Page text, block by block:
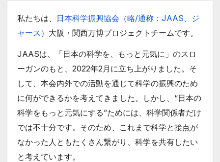
私たちは、 日本科学振興協会（略/通称：JAAS、ジ
ャース） 大阪・関西万博プロジェクトチームです。
JAASは、「日本の科学を、もっと元気に」のスロ
ーガンのもと、2022年2月に立ち上がりました。そ
して、本会内外での活動を通じて科学の振興のため
に何ができるかを考えてきました。しかし、“日本の
科学をもっと元気にする”ためには、科学関係者だけ
では不十分です。そのため、これまで科学と接点が
なかった人ともたくさん繋がり、科学を共有したい
と考えています。